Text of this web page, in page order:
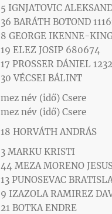
5 IGNJATOVIC
36 BARÁTH BOTOND
8 GEORGE IKENNE-
19 ELEZ JOSIP 680674
17 PROSSER DÁNIEL
30 VÉCSEI BÁLINT
mez név (idő) Csere
mez név (idő) Csere
18 HORVÁTH ANDRÁS
3 MARKU KRISTI
44 MEZA MORENO
13 PUNOSEVAC
9 IZAZOLA RAMIREZ
21 BOTKA ENDRE